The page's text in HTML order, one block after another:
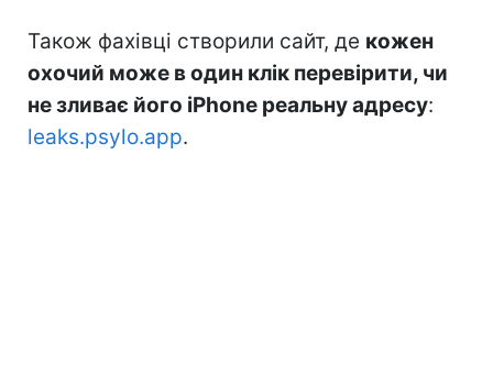
Також фахівці створили сайт, де кожен
охочий може в один клік перевірити, чи
не зливає його iPhone реальну адресу:
leaks.psylo.app.